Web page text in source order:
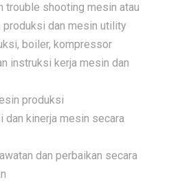
trouble shooting mesin atau
dan mesin utility
boiler, kompressor
instruksi kerja mesin dan
produksi
kinerja mesin secara
dan perbaikan secara